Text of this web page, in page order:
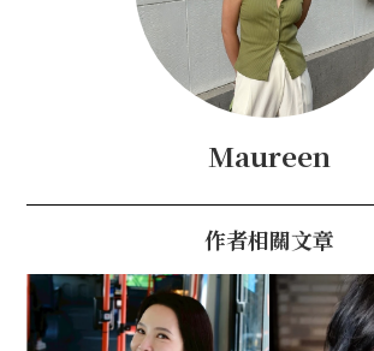
Maureen
作者相關文章